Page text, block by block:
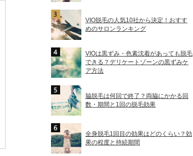
VIO脱毛の人気10社から決定！おすす
めのサロンランキング
VIOは黒ずみ・色素沈着があっても脱毛
できる？デリケートゾーンの黒ずみケ
ア方法
脇脱毛は何回で終了？両脇にかかる回
数・期間と1回の脱毛効果
全身脱毛1回目の効果はどのくらい？効
果の程度と持続期間